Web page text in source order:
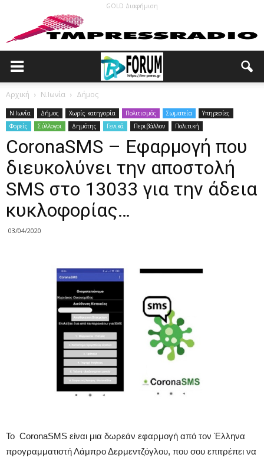
GOLD Διαφήμιση
Αρχική N.Ιωνία Δήμος
N.Ιωνία Δήμος Χωρίς κατηγορία Πολιτισμός Σωματεία
Υπηρεσίες
Φορείς
Σύλλογοι Δημότης Γενικά Περιβάλλον Πολιτική
CoronaSMS – Εφαρμογή που
διευκολύνει την αποστολή
SMS στο 13033 για την άδεια
κυκλοφορίας…
03/04/2020
Το CoronaSMS είναι μια δωρεάν εφαρμογή από τον Έλληνα
προγραμματιστή Λάμπρο Δερμεντζόγλου, που σου επιτρέπει να